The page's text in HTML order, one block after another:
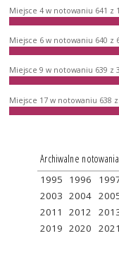
Miejsce 4 w notowaniu 641 z
Miejsce 6 w notowaniu 640 z
Miejsce 9 w notowaniu 639 z
Miejsce 17 w notowaniu 638
Archiwalne
1995 1996
2003 2004
2011
2012
2019 2020 2021